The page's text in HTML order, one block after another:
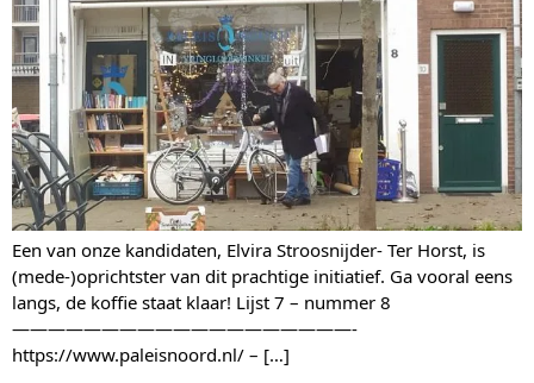
Een van onze kandidaten, Elvira Stroosnijder- Ter Horst, is
(mede-)oprichtster van dit prachtige initiatief. Ga vooral eens
langs, de koffie staat klaar! Lijst 7 – nummer 8
———————————————————-
https://www.paleisnoord.nl/ – […]